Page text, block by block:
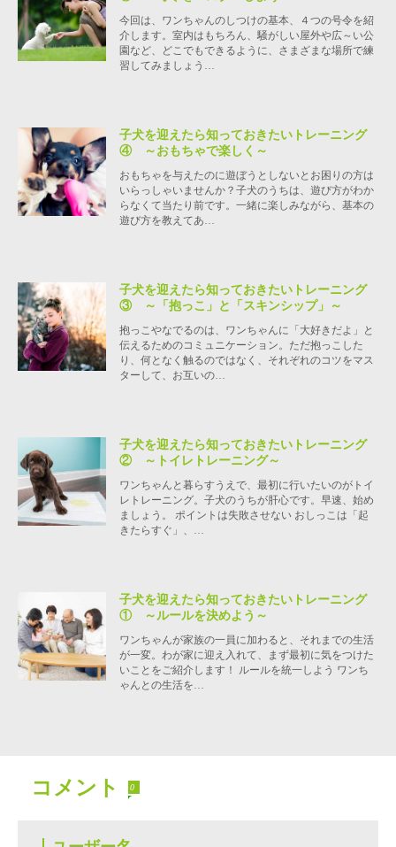
今回は、ワンちゃんのしつけの基本、４つの号令を紹
介します。室内はもちろん、騒がしい屋外や広～い公
園など、どこでもできるように、さまざまな場所で練
習してみましょう…
子犬を迎えたら知っておきたいトレーニング
④ ～おもちゃで楽しく～
おもちゃを与えたのに遊ぼうとしないとお困りの方は
いらっしゃいませんか？子犬のうちは、遊び方がわか
らなくて当たり前です。一緒に楽しみながら、基本の
遊び方を教えてあ…
子犬を迎えたら知っておきたいトレーニング
③ ～「抱っこ」と「スキンシップ」～
抱っこやなでるのは、ワンちゃんに「大好きだよ」と
伝えるためのコミュニケーション。ただ抱っこした
り、何となく触るのではなく、それぞれのコツをマス
ターして、お互いの…
子犬を迎えたら知っておきたいトレーニング
② ～トイレトレーニング～
ワンちゃんと暮らすうえで、最初に行いたいのがトイ
レトレーニング。子犬のうちが肝心です。早速、始め
ましょう。 ポイントは失敗させない おしっこは「起
きたらすぐ」、…
子犬を迎えたら知っておきたいトレーニング
① ～ルールを決めよう～
ワンちゃんが家族の一員に加わると、それまでの生活
が一変。わが家に迎え入れて、まず最初に気をつけた
いことをご紹介します！ ルールを統一しよう ワンち
ゃんとの生活を…
コメント 0